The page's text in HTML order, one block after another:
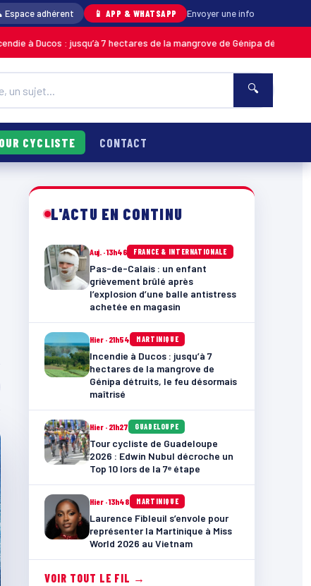
Espace adhérent 📱 APP & WHATSAPP Envoyer une info
: jusqu’à 7 hectares de la mangrove de Génipa détruits, le feu
🔍
CYCLISTE CONTACT
L'ACTU EN CONTINU
Auj. · 13h46 FRANCE & INTERNATIONALE
Pas-de-Calais : un enfant
grièvement brûlé après
l’explosion d’une balle antistress
achetée en magasin
Hier · 21h54 MARTINIQUE
Incendie à Ducos : jusqu’à 7
hectares de la mangrove de
Génipa détruits, le feu désormais
maîtrisé
Hier · 21h27 GUADELOUPE
Tour cycliste de Guadeloupe
2026 : Edwin Nubul décroche un
Top 10 lors de la 7ᵉ étape
Hier · 13h48 MARTINIQUE
Laurence Fibleuil s’envole pour
représenter la Martinique à Miss
World 2026 au Vietnam
VOIR TOUT LE FIL →